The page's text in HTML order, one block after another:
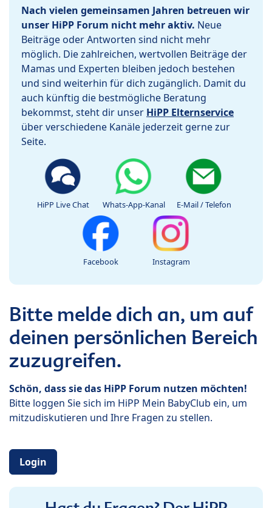
Nach vielen gemeinsamen Jahren betreuen wir
unser HiPP Forum nicht mehr aktiv. Neue
Beiträge oder Antworten sind nicht mehr
möglich. Die zahlreichen, wertvollen Beiträge der
Mamas und Experten bleiben jedoch bestehen
und sind weiterhin für dich zugänglich. Damit du
auch künftig die bestmögliche Beratung
bekommst, steht dir unser HiPP Elternservice
über verschiedene Kanäle jederzeit gerne zur
Seite.
HiPP Live Chat Whats-App-Kanal E-Mail / Telefon
Facebook Instagram
Bitte melde dich an, um auf
deinen persönlichen Bereich
zuzugreifen.
Schön, dass sie das HiPP Forum nutzen möchten!
Bitte loggen Sie sich im HiPP Mein BabyClub ein, um
mitzudiskutieren und Ihre Fragen zu stellen.
Login